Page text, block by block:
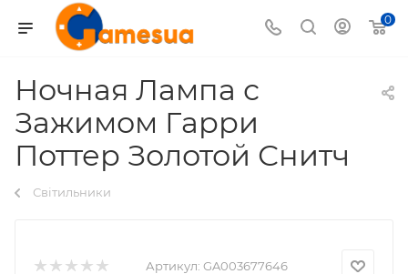
0
Ночная Лампа с
Зажимом Гарри
Поттер Золотой Снитч
Світильники
Артикул: GA003677646